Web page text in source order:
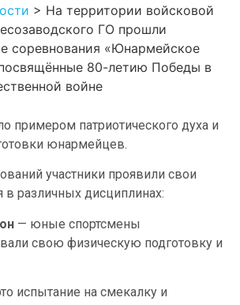
> На территории войсковой
ГО прошли
соревнования «Юнармейское
80-летию Победы в
войне
примером патриотического духа и
юнармейцев.
участники проявили свои
различных дисциплинах:
— юные спортсмены
свою физическую подготовку и
испытание на смекалку и